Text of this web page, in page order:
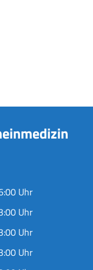
Uhr
Uhr
Uhr
Uhr